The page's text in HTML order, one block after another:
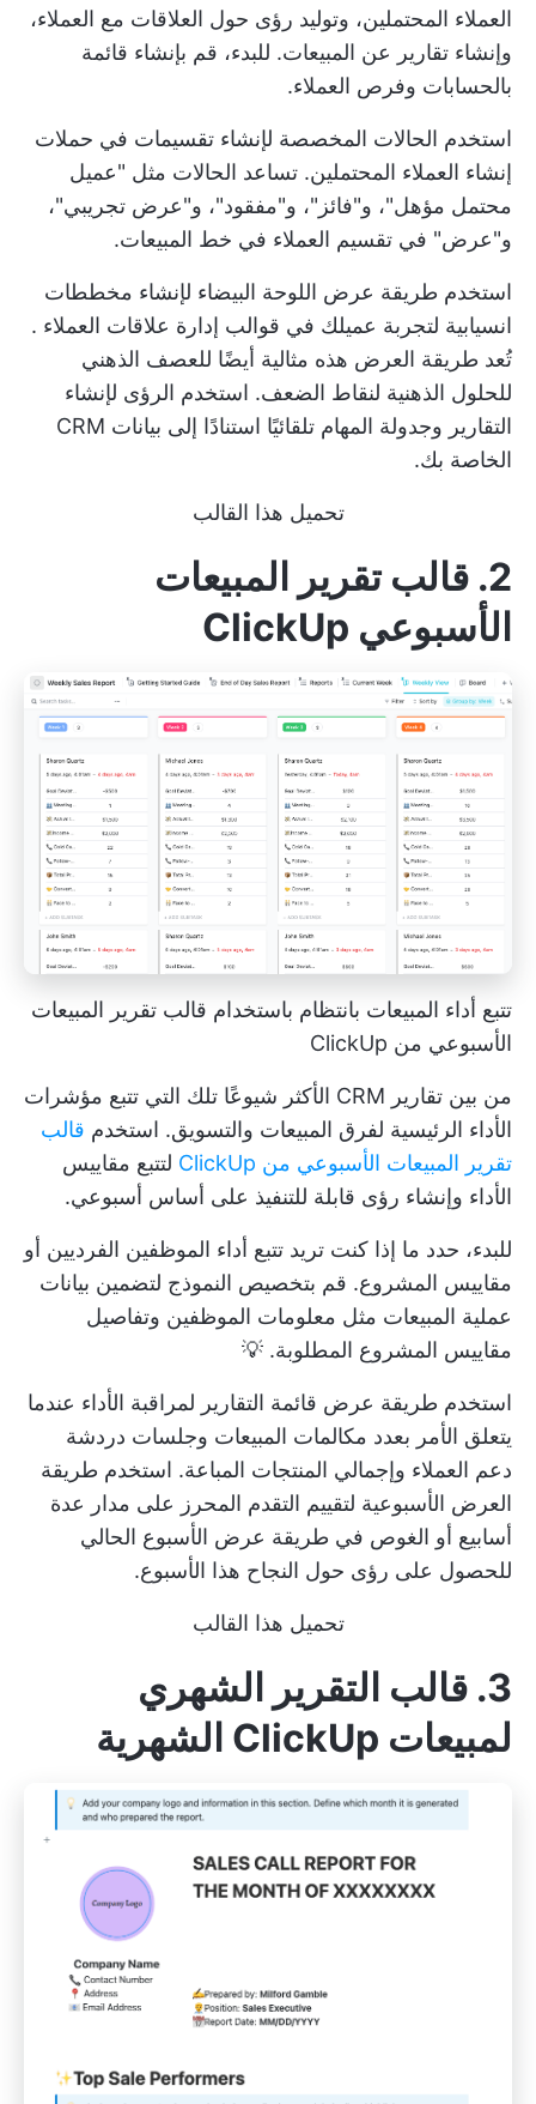
العملاء المحتملين، وتوليد رؤى حول العلاقات مع العملاء،
وإنشاء تقارير عن المبيعات. للبدء، قم بإنشاء قائمة
بالحسابات وفرص العملاء.
استخدم الحالات المخصصة لإنشاء تقسيمات في حملات
إنشاء العملاء المحتملين. تساعد الحالات مثل "عميل
محتمل مؤهل"، و"فائز"، و"مفقود"، و"عرض تجريبي"،
و"عرض" في تقسيم العملاء في خط المبيعات.
استخدم طريقة عرض اللوحة البيضاء لإنشاء مخططات
انسيابية لتجربة عميلك في قوالب إدارة علاقات العملاء .
تُعد طريقة العرض هذه مثالية أيضًا للعصف الذهني
للحلول الذهنية لنقاط الضعف. استخدم الرؤى لإنشاء
التقارير وجدولة المهام تلقائيًا استنادًا إلى بيانات CRM
الخاصة بك.
تحميل هذا القالب
2. قالب تقرير المبيعات
الأسبوعي ClickUp
تتبع أداء المبيعات بانتظام باستخدام قالب تقرير المبيعات
الأسبوعي من ClickUp
من بين تقارير CRM الأكثر شيوعًا تلك التي تتبع مؤشرات
الأداء الرئيسية لفرق المبيعات والتسويق. استخدم قالب
تقرير المبيعات الأسبوعي من ClickUp
لتتبع مقاييس
الأداء وإنشاء رؤى قابلة للتنفيذ على أساس أسبوعي.
للبدء، حدد ما إذا كنت تريد تتبع أداء الموظفين الفرديين أو
مقاييس المشروع. قم بتخصيص النموذج لتضمين بيانات
عملية المبيعات مثل معلومات الموظفين وتفاصيل
مقاييس المشروع المطلوبة. 💡
استخدم طريقة عرض قائمة التقارير لمراقبة الأداء عندما
يتعلق الأمر بعدد مكالمات المبيعات وجلسات دردشة
دعم العملاء وإجمالي المنتجات المباعة. استخدم طريقة
العرض الأسبوعية لتقييم التقدم المحرز على مدار عدة
أسابيع أو الغوص في طريقة عرض الأسبوع الحالي
للحصول على رؤى حول النجاح هذا الأسبوع.
تحميل هذا القالب
3. قالب التقرير الشهري
لمبيعات ClickUp الشهرية